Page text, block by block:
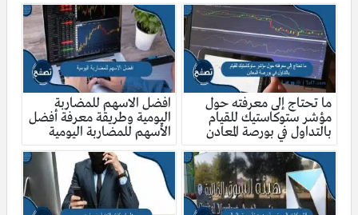
ما تحتاج إلى معرفته حول
مؤشر ستوكاستيك للقيام
بالتداول في بورصة المعادن
افضل الاسهم للمضاربة
اليومية وطريقة معرفة أفضل
الأسهم للمضاربة اليومية